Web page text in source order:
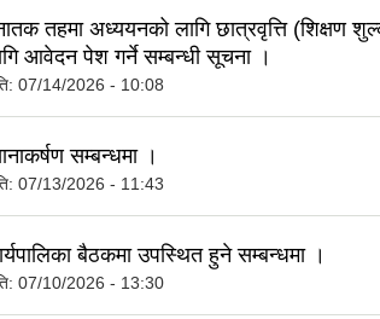
तहमा अध्ययनको लागि छात्रवृत्ति (शिक्षण
आवेदन पेश गर्ने सम्बन्धी सूचना ।
07/14/2026 - 10:08
सम्बन्धमा ।
07/13/2026 - 11:43
बैठकमा उपस्थित हुने सम्बन्धमा ।
07/10/2026 - 13:30